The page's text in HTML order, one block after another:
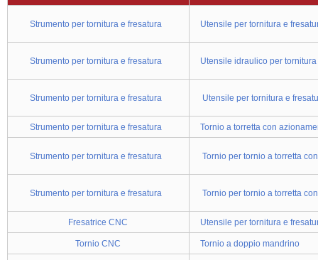
Strumento per tornitura e fresatura Utensile per tornitura e
Strumento per tornitura e fresatura Utensile idraulico per
Strumento per tornitura e fresatura Utensile per tornitura e
Strumento per tornitura e fresatura Tornio a torretta con
Strumento per tornitura e fresatura Tornio per tornio a torretta
Strumento per tornitura e fresatura Tornio per tornio a torretta
Fresatrice CNC Utensile per tornitura e
Tornio CNC Tornio a doppio mandrino